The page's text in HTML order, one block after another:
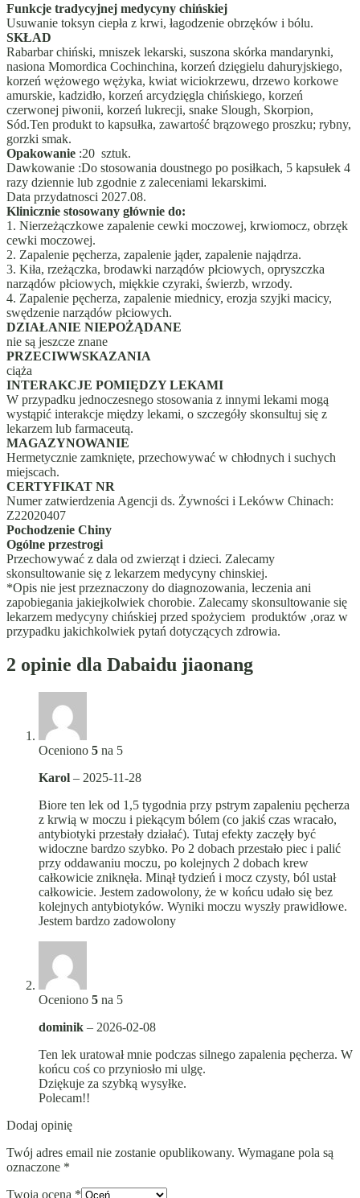
Funkcje tradycyjnej medycyny chińskiej
Usuwanie toksyn ciepła z krwi, łagodzenie obrzęków i bólu.
SKŁAD
Rabarbar chiński, mniszek lekarski, suszona skórka mandarynki,
nasiona Momordica Cochinchina, korzeń dzięgielu dahuryjskiego,
korzeń wężowego wężyka, kwiat wiciokrzewu, drzewo korkowe
amurskie, kadzidło, korzeń arcydzięgla chińskiego, korzeń
czerwonej piwonii, korzeń lukrecji, snake Slough, Skorpion,
Sód.Ten produkt to kapsułka, zawartość brązowego proszku; rybny,
gorzki smak.
Opakowanie :20 sztuk.
Dawkowanie :Do stosowania doustnego po posiłkach, 5 kapsułek 4
razy dziennie lub zgodnie z zaleceniami lekarskimi.
Data przydatnosci 2027.08.
Klinicznie stosowany głównie do:
1. Nierzeżączkowe zapalenie cewki moczowej, krwiomocz, obrzęk
cewki moczowej.
2. Zapalenie pęcherza, zapalenie jąder, zapalenie najądrza.
3. Kiła, rzeżączka, brodawki narządów płciowych, opryszczka
narządów płciowych, miękkie czyraki, świerzb, wrzody.
4. Zapalenie pęcherza, zapalenie miednicy, erozja szyjki macicy,
swędzenie narządów płciowych.
DZIAŁANIE NIEPOŻĄDANE
nie są jeszcze znane
PRZECIWWSKAZANIA
ciąża
INTERAKCJE POMIĘDZY LEKAMI
W przypadku jednoczesnego stosowania z innymi lekami mogą
wystąpić interakcje między lekami, o szczegóły skonsultuj się z
lekarzem lub farmaceutą.
MAGAZYNOWANIE
Hermetycznie zamknięte, przechowywać w chłodnych i suchych
miejscach.
CERTYFIKAT NR
Numer zatwierdzenia Agencji ds. Żywności i Lekóww Chinach:
Z22020407
Pochodzenie Chiny
Ogólne przestrogi
Przechowywać z dala od zwierząt i dzieci. Zalecamy
skonsultowanie się z lekarzem medycyny chinskiej.
*Opis nie jest przeznaczony do diagnozowania, leczenia ani
zapobiegania jakiejkolwiek chorobie. Zalecamy skonsultowanie się
lekarzem medycyny chińskiej przed spożyciem produktów ,oraz w
przypadku jakichkolwiek pytań dotyczących zdrowia.
2 opinie dla Dabaidu jiaonang
Oceniono 5 na 5
Karol – 2025-11-28
Biore ten lek od 1,5 tygodnia przy pstrym zapaleniu pęcherza
z krwią w moczu i piekącym bólem (co jakiś czas wracało,
antybiotyki przestały działać). Tutaj efekty zaczęły być
widoczne bardzo szybko. Po 2 dobach przestało piec i palić
przy oddawaniu moczu, po kolejnych 2 dobach krew
całkowicie zniknęła. Minął tydzień i mocz czysty, ból ustał
całkowicie. Jestem zadowolony, że w końcu udało się bez
kolejnych antybiotyków. Wyniki moczu wyszły prawidłowe.
Jestem bardzo zadowolony
Oceniono 5 na 5
dominik – 2026-02-08
Ten lek uratował mnie podczas silnego zapalenia pęcherza. W
końcu coś co przyniosło mi ulgę.
Dziękuje za szybką wysyłke.
Polecam!!
Dodaj opinię
Twój adres email nie zostanie opublikowany. Wymagane pola są
oznaczone *
Twoja ocena *